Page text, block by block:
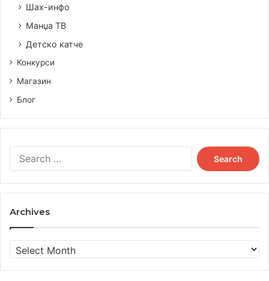
Шах-инфо
Манџа ТВ
Детско катче
Конкурси
Магазин
Блог
Search
for:
Archives
Archives